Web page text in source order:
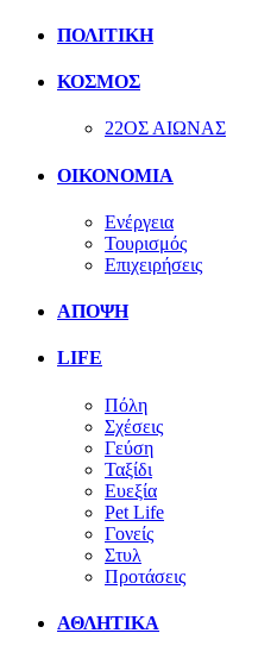
ΠΟΛΙΤΙΚΗ
ΚΟΣΜΟΣ
22ΟΣ ΑΙΩΝΑΣ
ΟΙΚΟΝΟΜΙΑ
Ενέργεια
Τουρισμός
Επιχειρήσεις
ΑΠΟΨΗ
LIFE
Πόλη
Σχέσεις
Γεύση
Ταξίδι
Ευεξία
Pet Life
Γονείς
Στυλ
Προτάσεις
ΑΘΛΗΤΙΚΑ